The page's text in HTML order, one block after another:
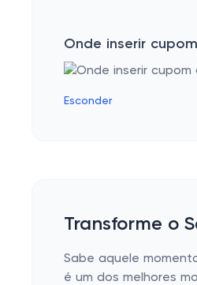
Onde inserir
Esconder
Transforme o
Sabe aquele
é um dos melhores